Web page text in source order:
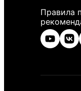
Правила